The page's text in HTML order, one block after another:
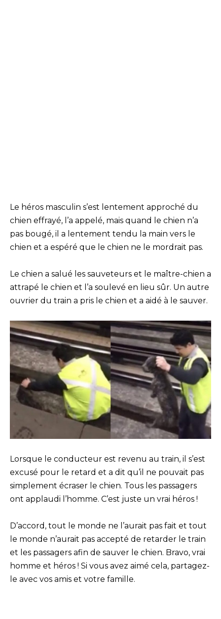
Le héros masculin s’est lentement approché du
chien effrayé, l’a appelé, mais quand le chien n’a
pas bougé, il a lentement tendu la main vers le
chien et a espéré que le chien ne le mordrait pas.
Le chien a salué les sauveteurs et le maître-chien a
attrapé le chien et l’a soulevé en lieu sûr. Un autre
ouvrier du train a pris le chien et a aidé à le sauver.
Lorsque le conducteur est revenu au train, il s’est
excusé pour le retard et a dit qu’il ne pouvait pas
simplement écraser le chien. Tous les passagers
ont applaudi l’homme. C’est juste un vrai héros !
D’accord, tout le monde ne l’aurait pas fait et tout
le monde n’aurait pas accepté de retarder le train
et les passagers afin de sauver le chien. Bravo, vrai
homme et héros ! Si vous avez aimé cela, partagez-
le avec vos amis et votre famille.